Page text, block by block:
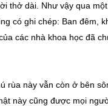
thở dài. Như vậy qua
có ghi chép: Ban đêm,
các nhà khoa học đã
rùa này vẫn còn ở bên
này cũng được mọi